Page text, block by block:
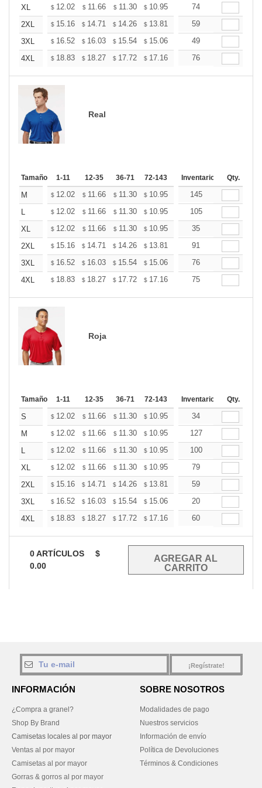
XL
$ 12.02 $ 11.66 $ 11.30 $ 10.95 10.59
74
2XL
$ 15.16 $ 14.71 $ 14.26 $ 13.81 13.36
59
3XL
$ 16.52 $ 16.03 $ 15.54 $ 15.06 14.57
49
4XL
$ 18.83 $ 18.27 $ 17.72 $ 17.16 16.60
76
Real
Tamaño 1-11 12-35 36-71 72-143 144-287 288 +
Inventario Qty.
M $ 12.02 $ 11.66 $ 11.30 $ 10.95 10.59
145
L
$ 12.02 $ 11.66 $ 11.30 $ 10.95 10.59
105
XL
$ 12.02 $ 11.66 $ 11.30 $ 10.95 10.59
35
2XL
$ 15.16 $ 14.71 $ 14.26 $ 13.81 13.36
91
3XL
$ 16.52 $ 16.03 $ 15.54 $ 15.06 14.57
76
4XL
$ 18.83 $ 18.27 $ 17.72 $ 17.16 16.60
75
Roja
Tamaño 1-11 12-35 36-71 72-143 144-287 288 +
Inventario Qty.
S $ 12.02 $ 11.66 $ 11.30 $ 10.95 10.59
34
M
$ 12.02 $ 11.66 $ 11.30 $ 10.95 10.59
127
L
$ 12.02 $ 11.66 $ 11.30 $ 10.95 10.59
100
XL
$ 12.02 $ 11.66 $ 11.30 $ 10.95 10.59
79
2XL
$ 15.16 $ 14.71 $ 14.26 $ 13.81 13.36
59
3XL
$ 16.52 $ 16.03 $ 15.54 $ 15.06 14.57
20
4XL
$ 18.83 $ 18.27 $ 17.72 $ 17.16 16.60
60
0ARTÍCULOS
$
0.00
¡Regístrate!
INFORMACIÓN
¿Compra a granel?
Shop By Brand
Camisetas locales al por mayor
Ventas al por mayor
Camisetas al por mayor
Gorras & gorros al por mayor
SOBRE NOSOTROS
Modalidades de pago
Nuestros servicios
Información de envío
Política de Devoluciones
Términos & Condiciones